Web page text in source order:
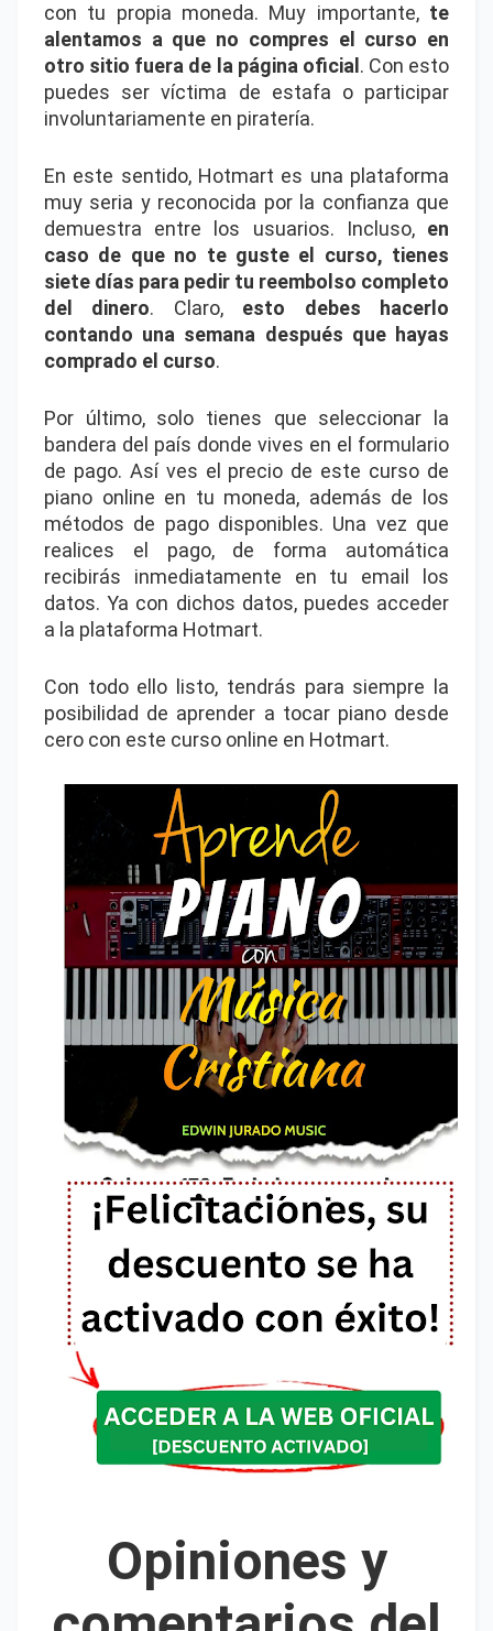
con tu propia moneda. Muy importante, te
alentamos a que no compres el curso en
otro sitio fuera de la página oficial . Con esto
puedes ser víctima de estafa o participar
involuntariamente en piratería.
En este sentido, Hotmart es una plataforma
muy seria y reconocida por la confianza que
demuestra entre los usuarios. Incluso, en
caso de que no te guste el curso, tienes
siete días para pedir tu reembolso completo
del dinero. Claro, esto debes hacerlo
contando una semana después que hayas
comprado el curso.
Por último, solo tienes que seleccionar la
bandera del país donde vives en el formulario
de pago. Así ves el precio de este curso de
piano online en tu moneda, además de los
métodos de pago disponibles. Una vez que
realices el pago, de forma automática
recibirás inmediatamente en tu email los
datos. Ya con dichos datos, puedes acceder
a la plataforma Hotmart.
Con todo ello listo, tendrás para siempre la
posibilidad de aprender a tocar piano desde
cero con este curso online en Hotmart.
Opiniones y